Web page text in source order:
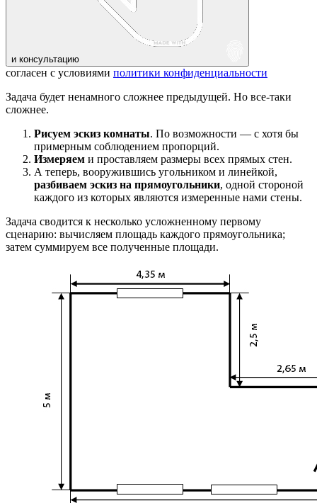
и консультацию
согласен с условиями политики конфиденциальности
Задача будет ненамного сложнее предыдущей. Но все-таки
сложнее.
Рисуем эскиз комнаты. По возможности — с хотя бы
примерным соблюдением пропорций.
Измеряем и проставляем размеры всех прямых стен.
А теперь, вооружившись угольником и линейкой,
разбиваем эскиз на прямоугольники, одной стороной
каждого из которых являются измеренные нами стены.
Задача сводится к несколько усложненному первому
сценарию: вычисляем площадь каждого прямоугольника;
затем суммируем все полученные площади.